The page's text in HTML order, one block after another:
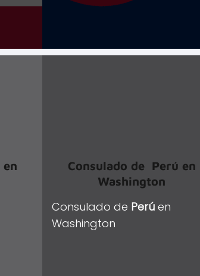
en
Consulado de Perú en
Washington
Consulado de Perú en
Washington